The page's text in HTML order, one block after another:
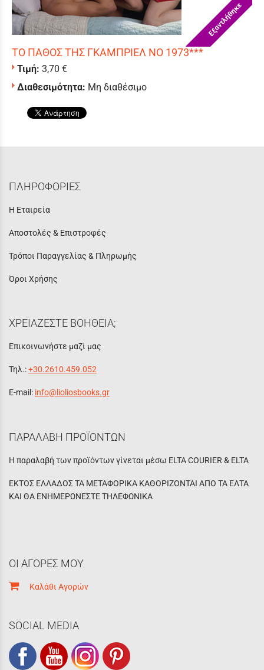
Εξαντλήθηκε
ΤΟ ΠΑΘΟΣ ΤΗΣ ΓΚΑΜΠΡΙΕΛ ΝΟ 1973***
Τιμή: 3,70 €
Διαθεσιμότητα: Μη διαθέσιμο
ΠΛΗΡΟΦΟΡΙΕΣ
Η Εταιρεία
Αποστολές & Επιστροφές
Τρόποι Παραγγελίας & Πληρωμής
Όροι Χρήσης
ΧΡΕΙΑΖΕΣΤΕ ΒΟΗΘΕΙΑ;
Επικοινωνήστε μαζί μας
Τηλ.:+30.2610.459.052
E-mail: info@lioliosbooks.gr
ΠΑΡΑΛΑΒΗ ΠΡΟΪΟΝΤΩΝ
Η παραλαβή των προϊόντων γίνεται μέσω ELTA COURIER & ELTA
ΕΚΤΟΣ ΕΛΛΑΔΟΣ ΤΑ ΜΕΤΑΦΟΡΙΚΑ ΚΑΘΟΡΙΖΟΝΤΑΙ ΑΠΟ ΤΑ ΕΛΤΑ
ΚΑΙ ΘΑ ΕΝΗΜΕΡΩΝΕΣΤΕ ΤΗΛΕΦΩΝΙΚΑ
ΟΙ ΑΓΟΡΕΣ ΜΟΥ
Καλάθι Αγορών
SOCIAL MEDIA